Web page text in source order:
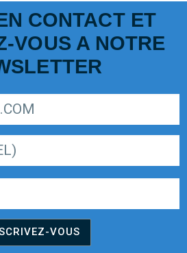
CONTACT ET
VOUS A NOTRE
VOUS